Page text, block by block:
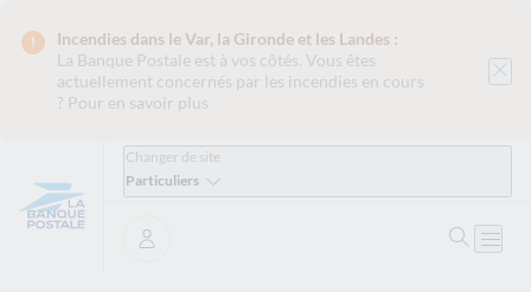
Incendies dans le Var, la Gironde et les Landes :
La Banque Postale est à vos côtés. Vous êtes
actuellement concernés par les incendies en cours
? Pour en savoir plus
Changer de site
Particuliers
Se connecter